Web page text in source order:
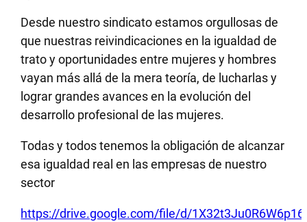
Desde nuestro sindicato estamos orgullosas de
que nuestras reivindicaciones en la igualdad de
trato y oportunidades entre mujeres y hombres
vayan más allá de la mera teoría, de lucharlas y
lograr grandes avances en la evolución del
desarrollo profesional de las mujeres.
Todas y todos tenemos la obligación de alcanzar
esa igualdad real en las empresas de nuestro
sector
https://drive.google.com/file/d/